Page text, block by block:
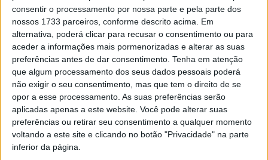
consentir o processamento por nossa parte e pela parte dos
nossos 1733 parceiros, conforme descrito acima. Em
alternativa, poderá clicar para recusar o consentimento ou para
aceder a informações mais pormenorizadas e alterar as suas
preferências antes de dar consentimento. Tenha em atenção
que algum processamento dos seus dados pessoais poderá
não exigir o seu consentimento, mas que tem o direito de se
opor a esse processamento. As suas preferências serão
aplicadas apenas a este website. Você pode alterar suas
preferências ou retirar seu consentimento a qualquer momento
voltando a este site e clicando no botão "Privacidade" na parte
inferior da página.
o vestuário e o calçado”, explicou Vasco de Mello.
A exceção será o setor da restauração que segundo
aquele responsável “está a trabalhar extremamente bem”
em todo o país, mesmo nas regiões mais afetadas pelo
clima económico.
Também nos centros comerciais, a expectativa é de que
“as vendas sejam pelo menos iguais às do ano passado,
se não forem superiores”, disse.